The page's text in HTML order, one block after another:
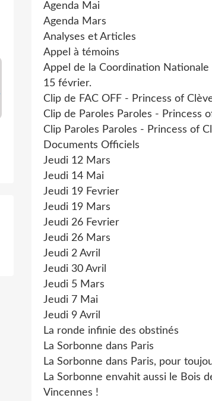
Agenda Mai
Agenda Mars
Analyses et Articles
Appel à témoins
Appel de la Coordination Nationale
15 février.
Clip de FAC OFF - Princess of
Clip de Paroles Paroles - Princess
Clip Paroles Paroles - Princess of
Documents Officiels
Jeudi 12 Mars
Jeudi 14 Mai
Jeudi 19 Fevrier
Jeudi 19 Mars
Jeudi 26 Fevrier
Jeudi 26 Mars
Jeudi 2 Avril
Jeudi 30 Avril
Jeudi 5 Mars
Jeudi 7 Mai
Jeudi 9 Avril
La ronde infinie des obstinés
La Sorbonne dans Paris
La Sorbonne dans Paris, pour
La Sorbonne envahit aussi le Bois
Vincennes !